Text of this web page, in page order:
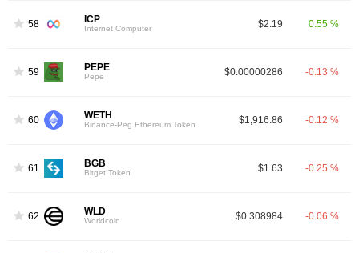
58 ICP
Internet Computer $2.19 0.55 %
59 PEPE
Pepe $0.00000286 -0.13 %
60 WETH
Binance-Peg Ethereum Token $1,916.86 -0.12 %
61 BGB
Bitget Token $1.63 -0.25 %
62 WLD
Worldcoin $0.308984 -0.06 %